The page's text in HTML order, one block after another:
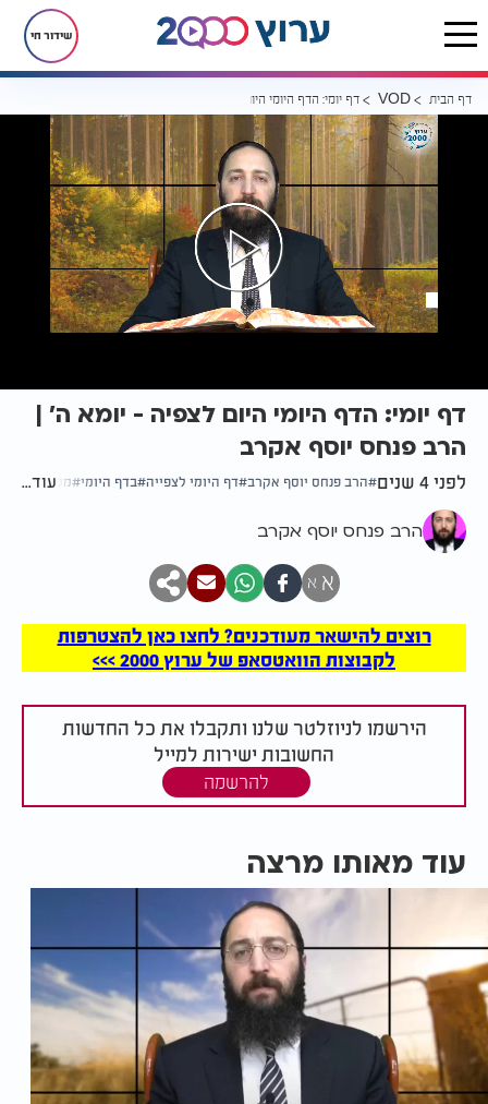
שידור חי
דף הבית VOD דף יומי: הדף היומי היום לצפיה - יומא ה’ | הרב פנחס יוסף אקרב
דף יומי: הדף היומי היום לצפיה - יומא ה’ |
הרב פנחס יוסף אקרב
לפני 4 שנים הרב פנחס יוסף אקרב דף היומי לצפייה בדף היומי מסכת יומא
עוד...
הרב פנחס יוסף אקרב
א א
רוצים להישאר מעודכנים? לחצו כאן להצטרפות
לקבוצות הוואטסאפ של ערוץ 2000 >>>
הירשמו לניוזלטר שלנו ותקבלו את כל החדשות
החשובות ישירות למייל
להרשמה
עוד מאותו מרצה